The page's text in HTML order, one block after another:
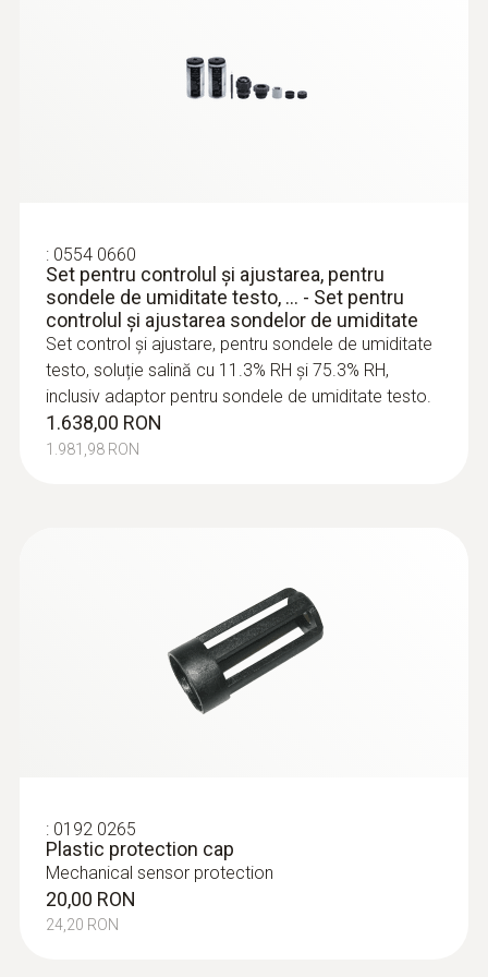
testo 6651 - controller de
temperatură/umiditate pentru aplicații
: 0554 0660
Set pentru controlul şi ajustarea, pentru
sondele de umiditate testo, ... - Set pentru
controlul şi ajustarea sondelor de umiditate
Set control şi ajustare, pentru sondele de umiditate
testo, soluție salină cu 11.3% RH şi 75.3% RH,
inclusiv adaptor pentru sondele de umiditate testo.
1.638,00 RON
1.981,98 RON
: 0192 0265
Plastic protection cap
Mechanical sensor protection
20,00 RON
24,20 RON